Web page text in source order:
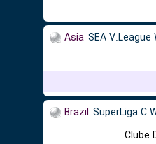
Asia SEA V.League
Brazil SuperLiga C
Clube